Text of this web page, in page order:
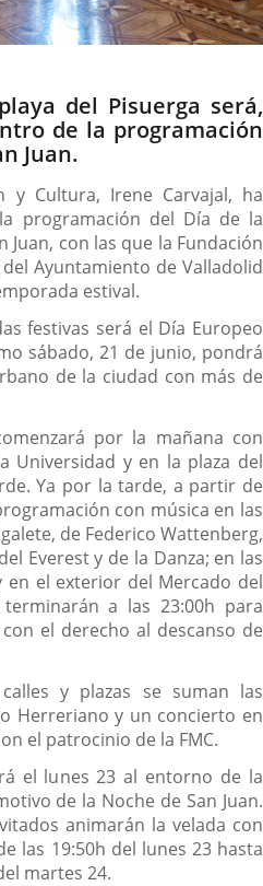
del Pisuerga será,
de la programación
Juan.
y Cultura, Irene Carvajal, ha
programación del Día de la
Juan, con las que la Fundación
Ayuntamiento de Valladolid
estival.
festivas será el Día Europeo
sábado, 21 de junio, pondrá
de la ciudad con más de
por la mañana con
Universidad y en la plaza del
Ya por la tarde, a partir de
con música en las
de Federico Wattenberg,
Everest y de la Danza; en las
en el exterior del Mercado del
a las 23:00h para
el derecho al descanso de
y plazas se suman las
Herreriano y un concierto en
el patrocinio de la FMC.
el lunes 23 al entorno de la
de la Noche de San Juan.
animarán la velada con
las 19:50h del lunes 23 hasta
martes 24.